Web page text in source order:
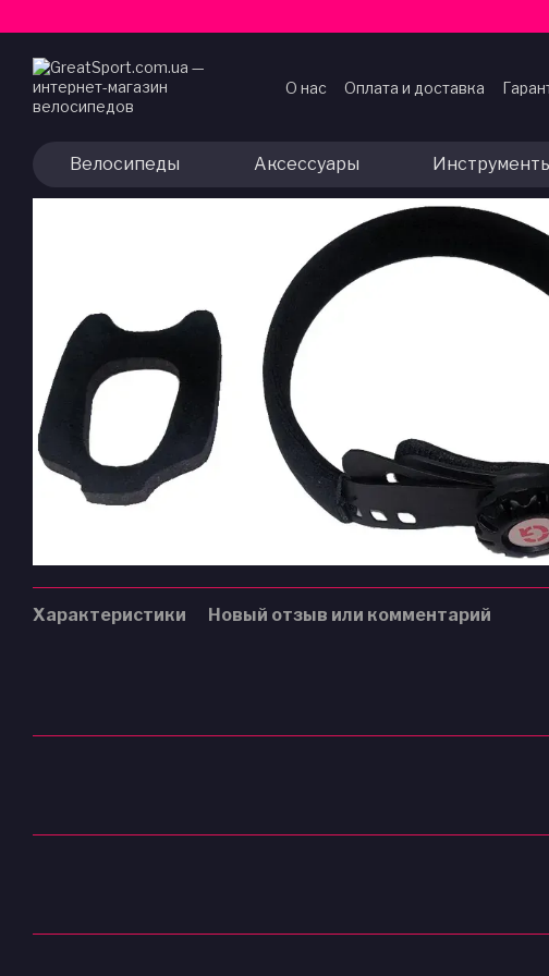
О нас Оплата и доставка
Велосипеды Аксессуары
Характеристики Новый отзыв или комментарий